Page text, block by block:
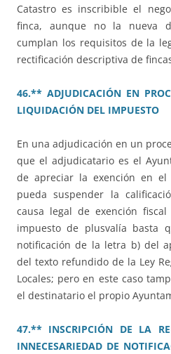
Catastro es inscribible el
finca, aunque no la nueva
cumplan los requisitos de la
rectificación descriptiva de
46.** ADJUDICACIÓN EN
LIQUIDACIÓN DEL IMPUESTO
En una adjudicación en un
que el adjudicatario es el
de apreciar la exención en
pueda suspender la
causa legal de exención
impuesto de plusvalía basta
notificación de la letra b) del
del texto refundido de la Ley
Locales; pero en este caso
el destinatario el propio
47.** INSCRIPCIÓN DE LA
INNECESARIEDAD DE